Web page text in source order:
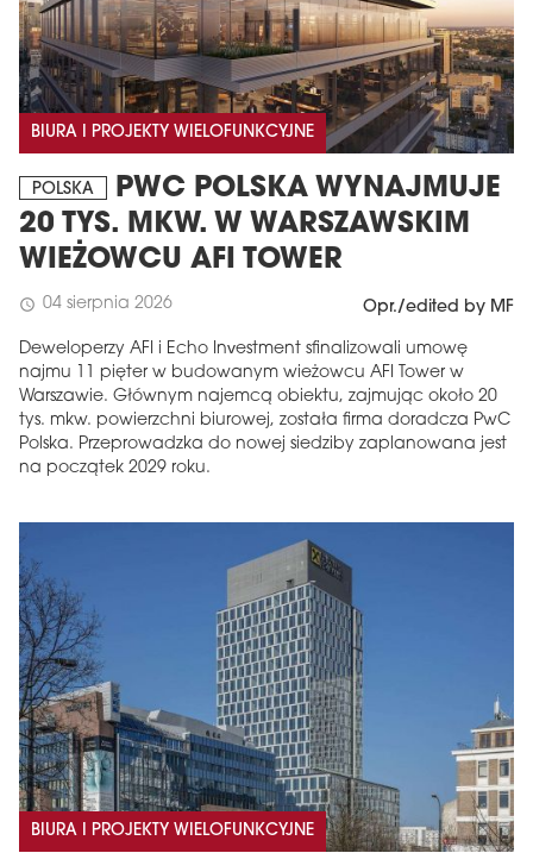
BIURA I PROJEKTY WIELOFUNKCYJNE
POLSKA
PWC POLSKA WYNAJMUJE
20 TYS. MKW. W WARSZAWSKIM
WIEŻOWCU AFI TOWER
schedule 04 sierpnia 2026 Opr./edited by MF
Deweloperzy AFI i Echo Investment sfinalizowali umowę
najmu 11 pięter w budowanym wieżowcu AFI Tower w
Warszawie. Głównym najemcą obiektu, zajmując około 20
tys. mkw. powierzchni biurowej, została firma doradcza PwC
Polska. Przeprowadzka do nowej siedziby zaplanowana jest
na początek 2029 roku.
BIURA I PROJEKTY WIELOFUNKCYJNE